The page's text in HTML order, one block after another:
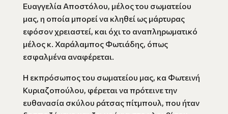
Ευαγγελία Αποστόλου, μέλος του σωματείου
μας, η οποία μπορεί να κληθεί ως μάρτυρας
εφόσον χρειαστεί, και όχι το αναπληρωματικό
μέλος κ. Χαράλαμπος Φωτιάδης, όπως
εσφαλμένα αναφέρεται.
Η εκπρόσωπος του σωματείου μας, κα Φωτεινή
Κυριαζοπούλου, φέρεται να πρότεινε την
ευθανασία σκύλου ράτσας πίτμπουλ, που ήταν